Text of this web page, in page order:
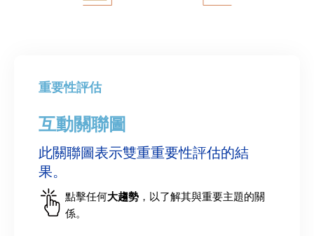
重要性評估
互動關聯圖
此關聯圖表示雙重重要性評估的結
果。
點擊任何大趨勢 ，以了解其與重要主題的關
係。
能源系統正趨向分佈式經營，不僅重
塑了經濟格局，更推動能源普及化。
驅使這些轉變的主要因素包括先進科
技、虛擬電廠（VPP）和位置定價。消
物種和棲息地加速消失，不僅威脅生
產力，更加劇社會挑戰，增加營運風
險。超過一半的全球本地生產總值高
度依賴自然及其提供的生態系統服
為配合經濟發展和人口增長的需要，
城市、交通系統和各種產業正日趨電
氣化，預計電力需求將因而上升。隨
著經濟更加發達，電力在多方面的新
能源行業極需從最大的排放來源，轉
型為全球實現淨零排放的領導者，以
帶動史無前例的轉型相關投資。到
2030年，全球在潔淨能源上的投資需
人工智能（AI）的發展推動各產業的科
技進步。公用事業方面，人工智能優
化了配電技術，提高電網性能，並推
動智能能源基建的發展，以應對轉型
地緣政治緊張局勢加劇，可能會使電
力公司更難獲得發電科技。面對結構
性赤字，40年來的新自由主義勢力日
漸式微，取而代之的是更多的政府干
隨著人口結構轉變，全球能源需求上
升，社會期望亦相應改變。在中國和
印度，人口增長、城市化、龐大中產
階級的崛起等預期因素，使當地的能
隨著網絡攻擊更趨精密，客戶資料洩
漏經常成為頭條新聞。由於數碼漏洞
不斷擴大，公用事業（尤其是智能電
網）面臨更高的風險。為保護客戶資
勞工持續短缺和人工智能崛起，凸顯
能源行業所需要的勞工隊伍正在不斷
萎縮。要配合人工智能的發展，企業
需要再培訓員工技能，以填補技能缺